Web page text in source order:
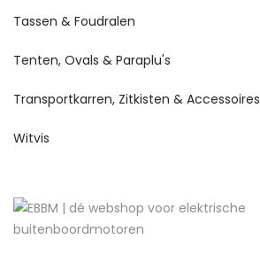
Tassen & Foudralen
Tenten, Ovals & Paraplu's
Transportkarren, Zitkisten & Accessoires
Witvis